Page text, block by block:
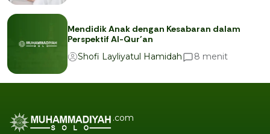
Mendidik Anak dengan Kesabaran dalam
Perspektif Al-Qur’an
Shofi Layliyatul Hamidah
8 menit
.com